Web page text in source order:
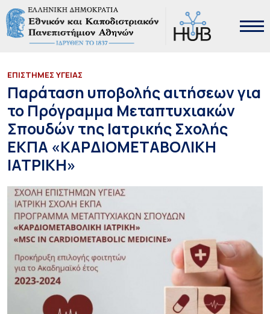
ΕΠΙΣΤΗΜΕΣ ΥΓΕΙΑΣ
Παράταση υποβολής αιτήσεων για
το Πρόγραμμα Μεταπτυχιακών
Σπουδών της Ιατρικής Σχολής
ΕΚΠΑ «ΚΑΡΔΙΟΜΕΤΑΒΟΛΙΚΗ
ΙΑΤΡΙΚΗ»